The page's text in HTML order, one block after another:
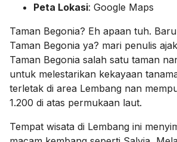
Peta Lokasi: Google Maps
Taman Begonia? Eh apaan tuh.
Taman Begonia ya? mari penulis
Taman Begonia salah satu taman
untuk melestarikan kekayaan
terletak di area Lembang nan
1.200 di atas permukaan laut.
Tempat wisata di Lembang ini